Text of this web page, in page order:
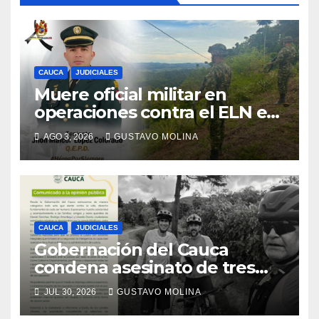
CAUCA JUDICIALES
Muere oficial militar en
operaciones contra el ELN en
el sur del Cauca
AGO 3, 2026 GUSTAVO MOLINA
CAUCA JUDICIALES
Gobernación del Cauca
condena asesinato de tres
ciudadanos y exige medidas
urgentes al Gobierno
JUL 30, 2026 GUSTAVO MOLINA